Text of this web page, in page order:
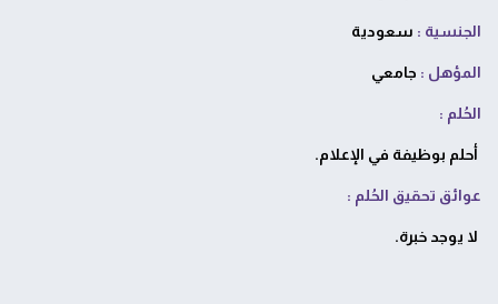
الجنسية : سعودية
المؤهل : جامعي
الحُلم :
أحلم بوظيفة في الإعلام.
عوائق تحقيق الحُلم :
لا يوجد خبرة.